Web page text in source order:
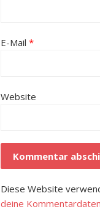
E-Mail *
Website
Diese Website
deine